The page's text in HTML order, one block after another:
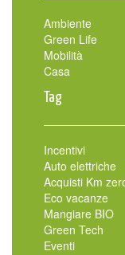
Ambiente
Green Life
Mobilità
Casa
Tag
Incentivi
Auto elettriche
Acquisti Km
Eco vacanze
Mangiare BIO
Green Tech
Eventi